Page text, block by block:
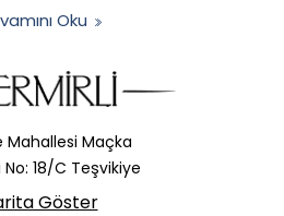
Oku
Mahallesi Maçka
18/C Teşvikiye
Göster